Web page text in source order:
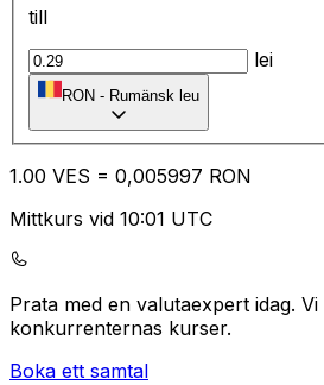
till
lei
RON - Rumänsk leu
1.00 VES = 0,005997 RON
Mittkurs vid 10:01 UTC
Prata med en valutaexpert idag. Vi
konkurrenternas kurser.
Boka ett samtal